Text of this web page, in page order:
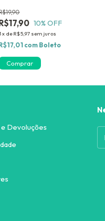
! xampu Dermabel
10% OFF
x de R$5,97 sem juros
com Boleto
Devoluções